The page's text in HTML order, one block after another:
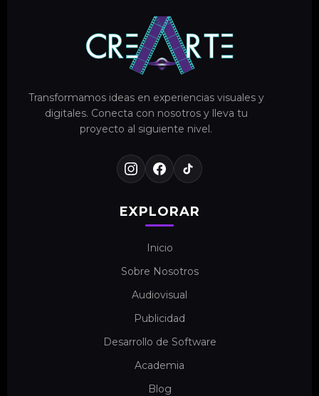
Transformamos ideas en experiencias visuales y
digitales. Conecta con nosotros y lleva tu
proyecto al siguiente nivel.
EXPLORAR
Inicio
Sobre Nosotros
Audiovisual
Publicidad
Desarrollo de Software
Academia
Blog